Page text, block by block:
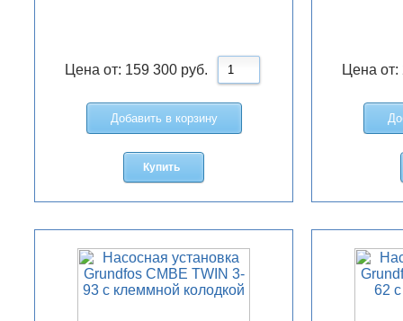
Цена от: 159 300 руб.
Добавить в корзину
Купить
Цена от: